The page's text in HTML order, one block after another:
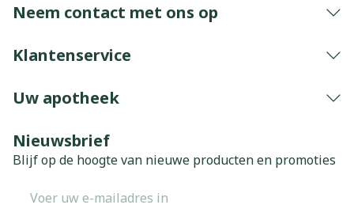
Bij onvakkundig gebruik en eigenmachtig
aangebrachte veranderingen vervalt elke
aansprakelijkheid.
Neem contact met ons op
Klantenservice
Uw apotheek
Nieuwsbrief
Blijf op de hoogte van nieuwe producten en promoties